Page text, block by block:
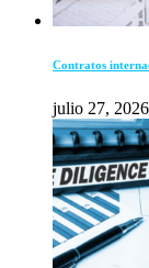
Contratos
julio 27, 2026